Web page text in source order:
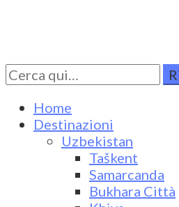
Turkestan Travel
Discover Central Asia
Cerca
per:
Home
Destinazioni
Uzbekistan
Taškent
Samarcanda
Bukhara Città